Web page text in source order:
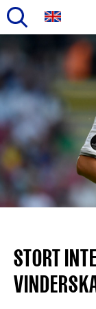
til
hovedindhold
Primær
navigation
STORT